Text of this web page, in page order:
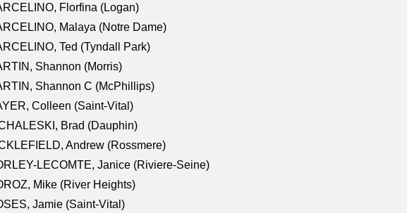
Florfina (Logan)
Malaya (Notre Dame)
Ted (Tyndall Park)
Shannon (Morris)
Shannon C (McPhillips)
Colleen (Saint-Vital)
Brad (Dauphin)
Andrew (Rossmere)
LECOMTE, Janice (Riviere-Seine)
Mike (River Heights)
Jamie (Saint-Vital)